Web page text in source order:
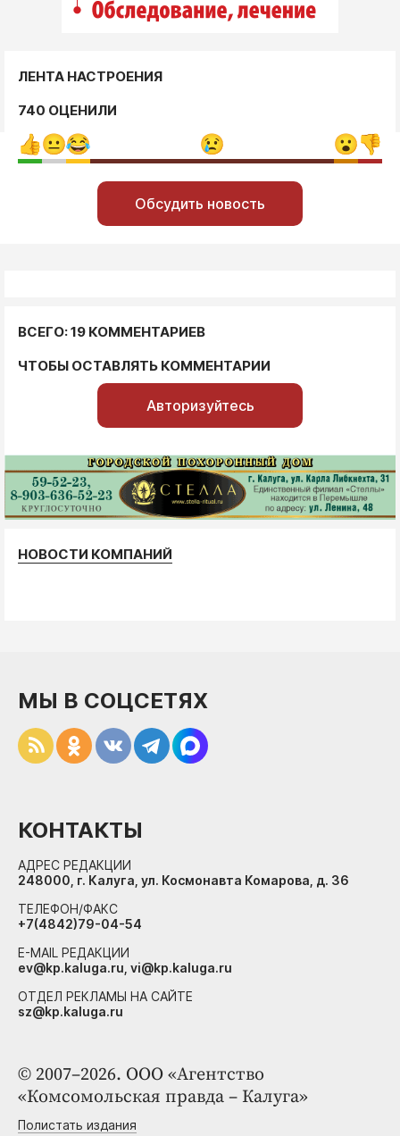
ЛЕНТА НАСТРОЕНИЯ
740 ОЦЕНИЛИ
Обсудить новость
ВСЕГО: 19 КОММЕНТАРИЕВ
ЧТОБЫ ОСТАВЛЯТЬ КОММЕНТАРИИ
Авторизуйтесь
НОВОСТИ КОМПАНИЙ
© 2007–2026. ООО «Агентство
«Комсомольская правда – Калуга»
Полистать издания
МЫ В СОЦСЕТЯХ
КОНТАКТЫ
АДРЕС РЕДАКЦИИ
248000, г. Калуга, ул. Космонавта Комарова, д. 36
ТЕЛЕФОН/ФАКС
+7(4842)79-04-54
E-MAIL РЕДАКЦИИ
ev@kp.kaluga.ru, vi@kp.kaluga.ru
ОТДЕЛ РЕКЛАМЫ НА САЙТЕ
sz@kp.kaluga.ru